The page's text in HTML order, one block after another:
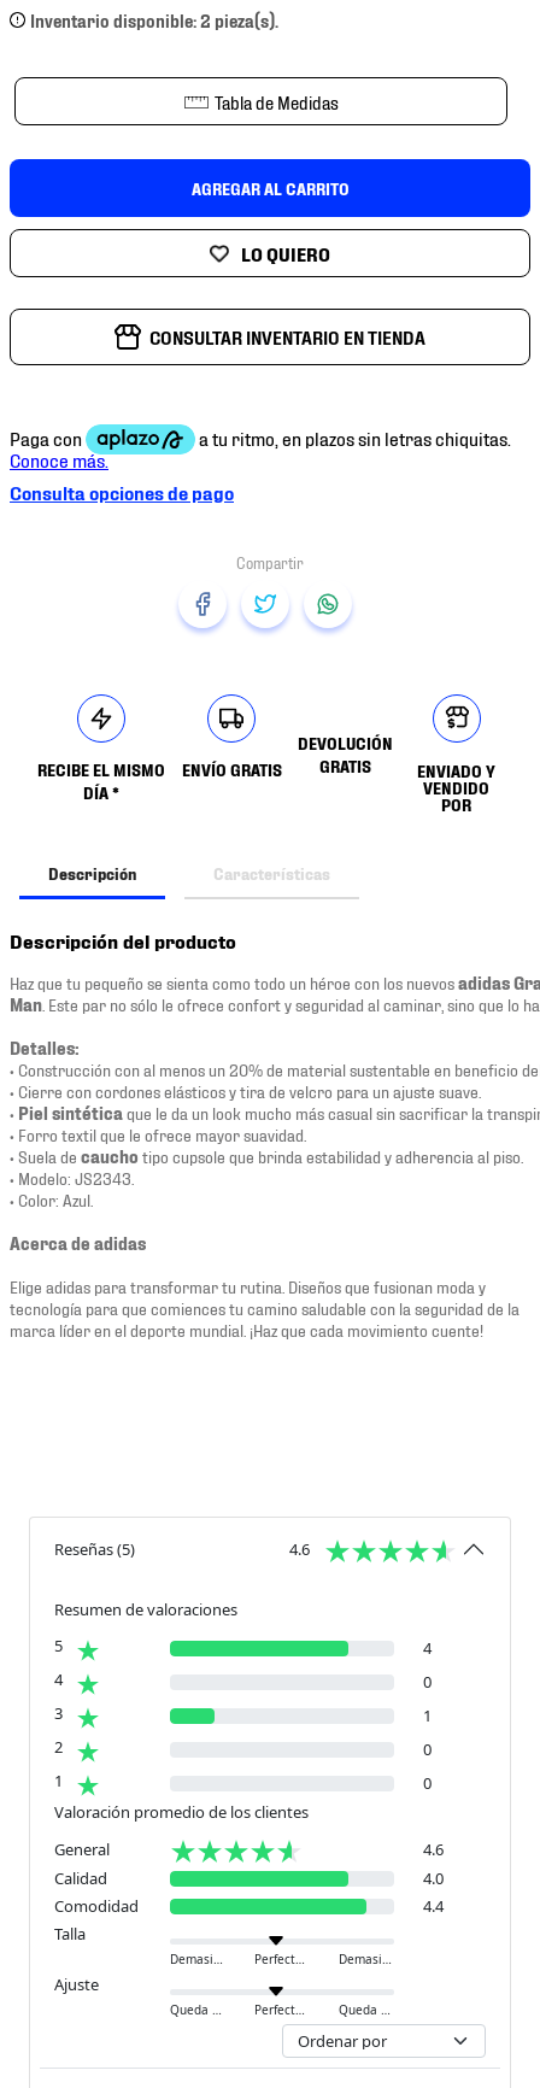
Inventario disponible: 2 pieza(s).
Tabla de Medidas
AGREGAR AL CARRITO
CONSULTAR INVENTARIO EN TIENDA
Consulta opciones de pago
RECIBE EL MISMO
DÍA *
ENVÍO GRATIS
DEVOLUCIÓN
GRATIS
ENVIADO Y
VENDIDO
POR
Descripción Características
Descripción del producto
Haz que tu pequeño se sienta como todo un héroe con los nuevosadidas
Man . Este par no sólo le ofrece confort y seguridad al caminar, sino que lo
Detalles:
• Construcción con al menos un 20% de material sustentable en beneficio
• Cierre con cordones elásticos y tira de velcro para un ajuste suave.
• Piel sintética que le da un look mucho más casual sin sacrificar la
• Forro textil que le ofrece mayor suavidad.
• Suela de caucho tipo cupsole que brinda estabilidad y adherencia al piso.
• Modelo: JS2343.
• Color: Azul.
Acerca de adidas
Elige adidas para transformar tu rutina. Diseños que fusionan moda y
tecnología para que comiences tu camino saludable con la seguridad de la
marca líder en el deporte mundial. ¡Haz que cada movimiento cuente!
Reseñas(5) 4.6
Resumen de valoraciones
5
4
4
0
3
1
2
0
1
0
Valoración promedio de los clientes
General
4.6
Calidad
4.0
Comodidad
4.4
Talla
Demasiado pequeño Perfecto Demasiado grande
Ajuste
Queda ajustado Perfecto Queda holgado
8.
chivas
9.
tenis niño
10. tenis nike